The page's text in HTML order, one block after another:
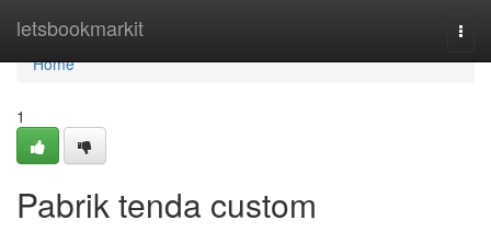
letsbookmarkit
Home
Home
1
Pabrik tenda custom